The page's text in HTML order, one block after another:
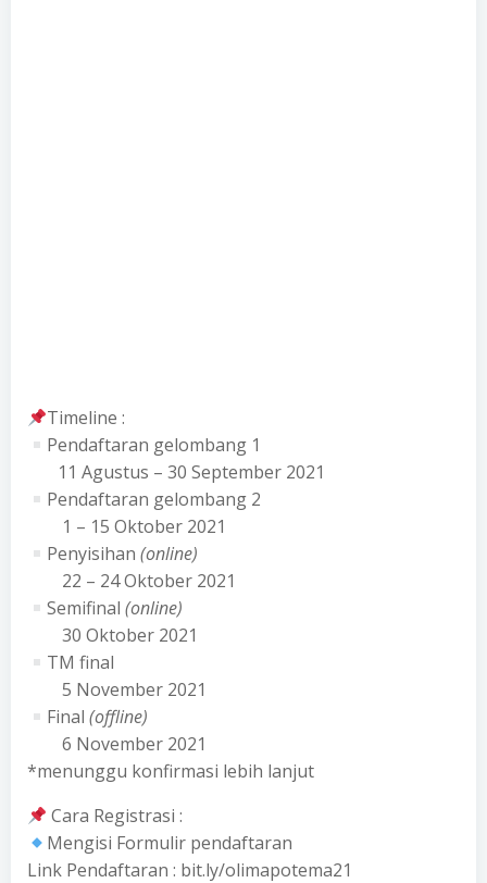
Timeline :
Pendaftaran gelombang 1
11 Agustus – 30 September 2021
Pendaftaran gelombang 2
1 – 15 Oktober 2021
Penyisihan(online)
22 – 24 Oktober 2021
Semifinal(online)
30 Oktober 2021
TM final
5 November 2021
Final(offline)
6 November 2021
*menunggu konfirmasi lebih lanjut
Cara Registrasi :
Mengisi Formulir pendaftaran
Link Pendaftaran : bit.ly/olimapotema21